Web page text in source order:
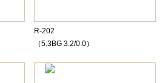
R-202
（5.3BG 3.2/0.0）